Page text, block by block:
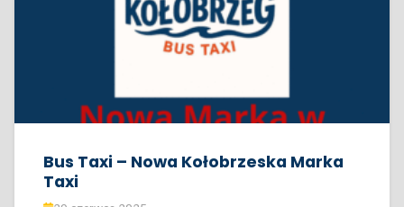
Bus Taxi – Nowa Kołobrzeska Marka
Taxi